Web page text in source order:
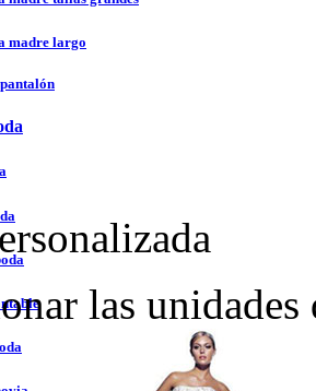
madre largo
las